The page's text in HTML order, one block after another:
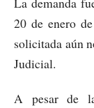
20 de enero
solicitada aún
Judicial.
A pesar de